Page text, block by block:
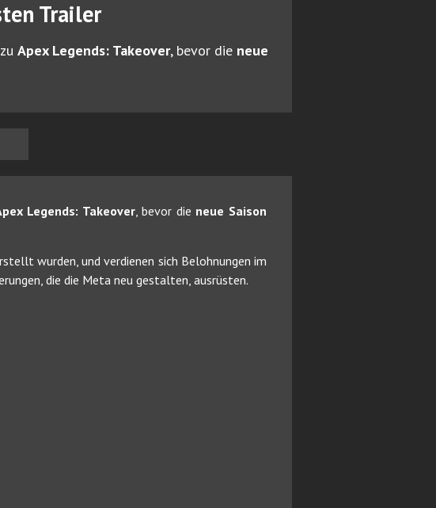
Trailer
Apex Legends: Takeover, bevor die neue
Legends: Takeover, bevor die neue Saison
wurden, und verdienen sich Belohnungen im
die die Meta neu gestalten, ausrüsten.